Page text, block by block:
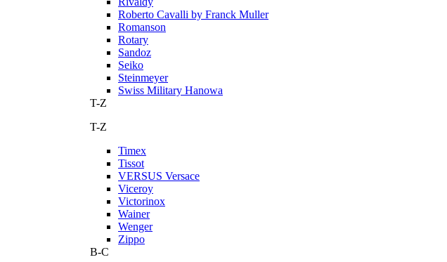
Roberto Cavalli by Franck Muller
Romanson
Rotary
Sandoz
Seiko
Steinmeyer
Swiss Military Hanowa
T-Z
T-Z
Timex
Tissot
VERSUS Versace
Viceroy
Victorinox
Wainer
Wenger
Zippo
В-С